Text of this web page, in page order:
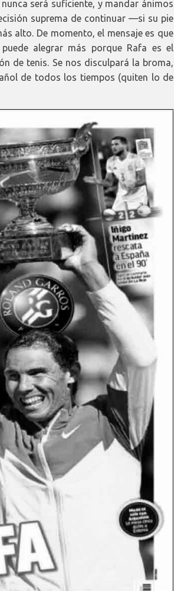
será suficiente, y mandar ánimos
suprema de continuar —si su pie
alto. De momento, el mensaje es que
alegrar más porque Rafa es el
de tenis. Se nos disculpará la broma,
de todos los tiempos (quiten lo de